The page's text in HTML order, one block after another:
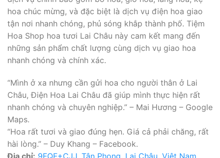
hoa chúc mừng, và đặc biệt là dịch vụ điện hoa giao
tận nơi nhanh chóng, phủ sóng khắp thành phố. Tiệm
Hoa Shop hoa tươi Lai Châu này cam kết mang đến
những sản phẩm chất lượng cùng dịch vụ giao hoa
nhanh chóng và chính xác.
“Mình ở xa nhưng cần gửi hoa cho người thân ở Lai
Châu, Điện Hoa Lai Châu đã giúp mình thực hiện rất
nhanh chóng và chuyên nghiệp.” – Mai Hương – Google
Maps.
“Hoa rất tươi và giao đúng hẹn. Giá cả phải chăng, rất
hài lòng.” – Duy Khang – Facebook.